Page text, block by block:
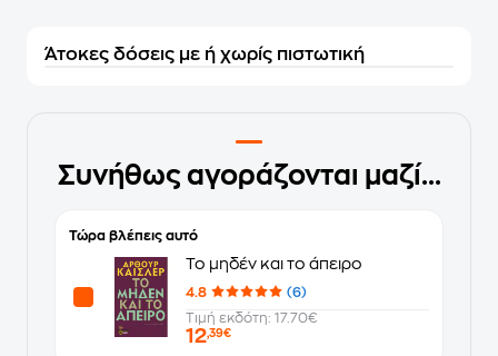
Άτοκες δόσεις με ή χωρίς πιστωτική
Συνήθως αγοράζονται μαζί...
Τώρα βλέπεις αυτό
Το μηδέν και το άπειρο
4.8
(6)
Τιμή εκδότη: 17.70€
12,39€